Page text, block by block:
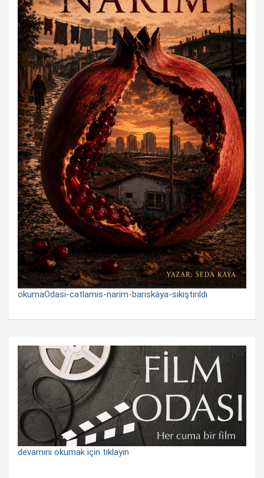
okumaOdasi-catlamis-narim-bariskaya-sıkıştırıldı
devamını okumak için tıklayın